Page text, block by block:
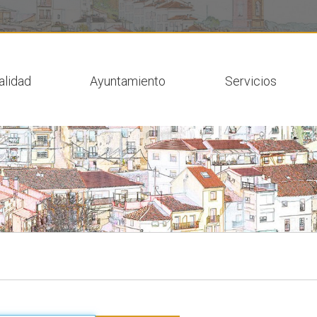
Ayuntamiento Servicios